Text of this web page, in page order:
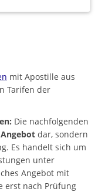
mit Apostille aus
Tarifen der
Die nachfolgenden
dar, sondern
Es handelt sich um
unter
Angebot mit
erst nach Prüfung